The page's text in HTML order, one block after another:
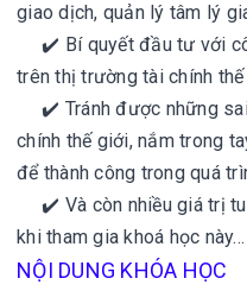
giao dịch, quản lý tâm lý
✔️ Bí quyết đầu tư với
trên thị trường tài chính
✔️ Tránh được những
chính thế giới, nắm trong
để thành công trong quá
✔️ Và còn nhiều giá trị
khi tham gia khoá học này…
NỘI DUNG KHÓA HỌC